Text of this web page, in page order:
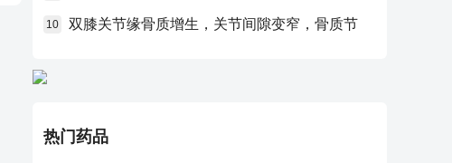
10 双膝关节缘骨质增生，关节间隙变窄，骨质节
热门药品